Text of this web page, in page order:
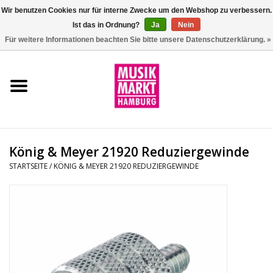
Aktion
Drums
König & Meyer 21920 Reduziergewinde
STARTSEITE/ KÖNIG & MEYER 21920 REDUZIERGEWINDE
Wir benutzen Cookies nur für interne Zwecke um den Webshop zu verbessern.
Ist das in Ordnung?
Ja
Nein
Für weitere Informationen beachten Sie bitte unsere Datenschutzerklärung. »